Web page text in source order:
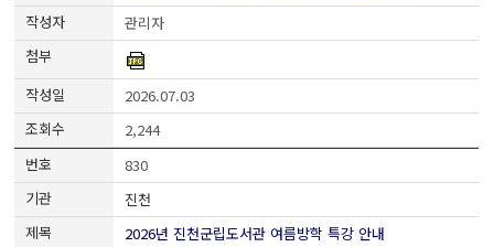
관리자
2026.07.03
2,244
830
진천
2026년 진천군립도서관 여름방학 특강 안내